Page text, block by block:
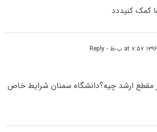
کمک کنیددد
- Reply
در مقطع ارشد چیه؟دانشگاه سمنان شرایط خاص